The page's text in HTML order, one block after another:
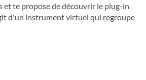
et te propose de découvrir le plug-in
d'un instrument virtuel qui regroupe